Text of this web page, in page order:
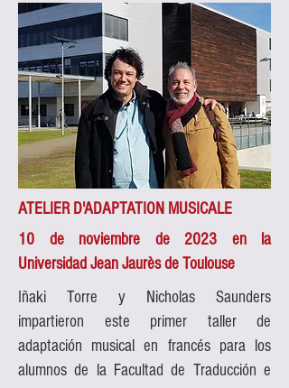
ATELIER D'ADAPTATION MUSICALE
10 de noviembre de 2023 en la
Universidad Jean Jaurès de Toulouse
Iñaki Torre y Nicholas Saunders
impartieron este primer taller de
adaptación musical en francés para los
alumnos de la Facultad de Traducción e